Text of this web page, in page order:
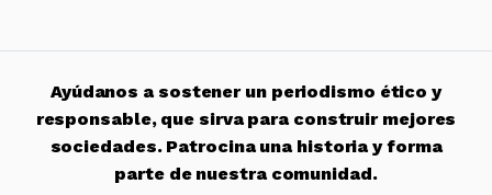
Ayúdanos a sostener un periodismo ético y
responsable, que sirva para construir mejores
sociedades. Patrocina una historia y forma
parte de nuestra comunidad.